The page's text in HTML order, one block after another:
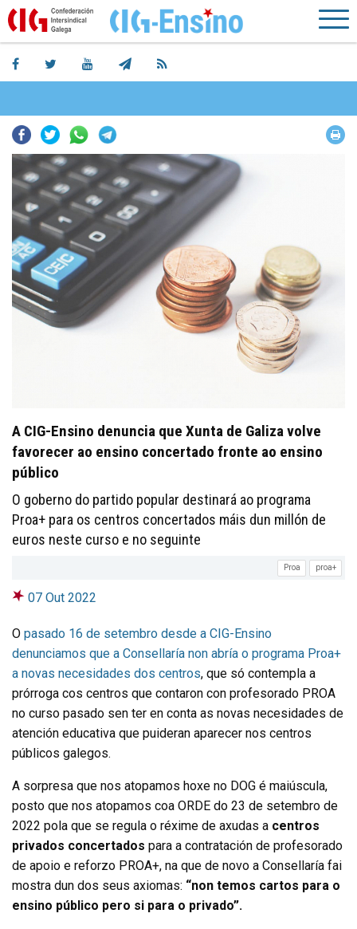
Facebook
TwitterWhatsapp
A CIG-Ensino denuncia que Xunta de Galiza volve
favorecer ao ensino concertado fronte ao ensino
público
O goberno do partido popular destinará ao programa
Proa+ para os centros concertados máis dun millón de
euros neste curso e no seguinte
Proa proa+
07 Out 2022
O pasado 16 de setembro desde a CIG-Ensino
denunciamos que a Consellaría non abría o programa Proa+
a novas necesidades dos centros, que só contempla a
prórroga cos centros que contaron con profesorado PROA
no curso pasado sen ter en conta as novas necesidades de
atención educativa que puideran aparecer nos centros
públicos galegos.
A sorpresa que nos atopamos hoxe no DOG é maiúscula,
posto que nos atopamos coa ORDE do 23 de setembro de
2022 pola que se regula o réxime de axudas a centros
privados concertados para a contratación de profesorado
de apoio e reforzo PROA+, na que de novo a Consellaría fai
mostra dun dos seus axiomas: “non temos cartos para o
ensino público pero si para o privado”.